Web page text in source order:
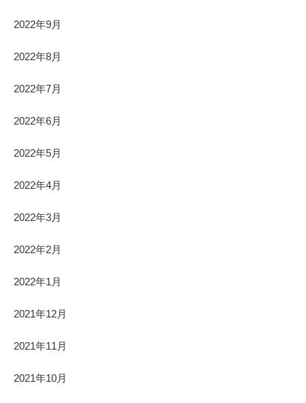
2022年9月
2022年8月
2022年7月
2022年6月
2022年5月
2022年4月
2022年3月
2022年2月
2022年1月
2021年12月
2021年11月
2021年10月